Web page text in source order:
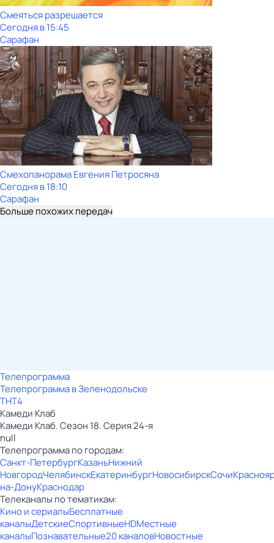
Смеяться разрешается
Сегодня в 15:45
Сарафан
Смехопанорама Евгения Петросяна
Сегодня в 18:10
Сарафан
Больше похожих передач
Телепрограмма
Телепрограмма в Зеленодольске
ТНТ4
Камеди Клаб
Камеди Клаб. Сезон 18. Серия 24-я
null
Телепрограмма по городам:
Санкт-ПетербургКазаньНижний
НовгородЧелябинскЕкатеринбургНовосибирскСочи
на-ДонуКраснодар
Телеканалы по тематикам:
Кино и сериалыБесплатные
каналыДетскиеСпортивныеHDМестные
каналыПознавательные20 каналовНовостные